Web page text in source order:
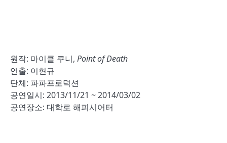
원작: 마이클 쿠니, Point of Death
연출: 이현규
단체: 파파프로덕션
공연일시: 2013/11/21 ~ 2014/03/02
공연장소: 대학로 해피시어터